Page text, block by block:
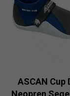
ASCAN Cup
Neopren